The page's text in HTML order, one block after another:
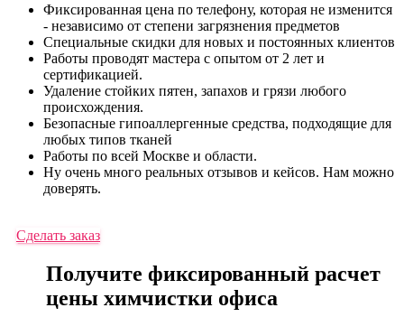
Фиксированная цена по телефону, которая не изменится
- независимо от степени загрязнения предметов
Специальные скидки для новых и постоянных клиентов
Работы проводят мастера с опытом от 2 лет и
сертификацией.
Удаление стойких пятен, запахов и грязи любого
происхождения.
Безопасные гипоаллергенные средства, подходящие для
любых типов тканей
Работы по всей Москве и области.
Ну очень много реальных отзывов и кейсов. Нам можно
доверять.
Сделать заказ
Получите фиксированный расчет
цены химчистки офиса